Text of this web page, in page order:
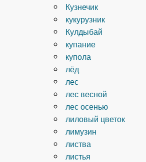
Кузнечик
кукурузник
Кулдыбай
купание
купола
лёд
лес
лес весной
лес осенью
лиловый цветок
лимузин
листва
листья